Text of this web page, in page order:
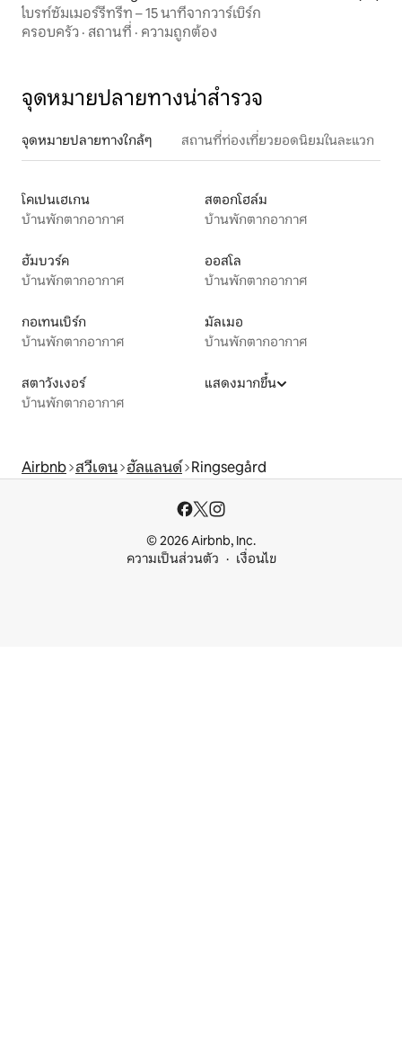
ไบรท์ซัมเมอร์รีทรีท – 15 นาทีจากวาร์เบิร์ก
ครอบครัว · สถานที่ · ความถูกต้อง
จุดหมายปลายทางน่าสำรวจ
จุดหมายปลายทางใกล้ๆ สถานที่ท่องเที่ยวยอดนิยมในละแวก
โคเปนเฮเกน
บ้านพักตากอากาศ
สตอกโฮล์ม
บ้านพักตากอากาศ
ฮัมบวร์ค
บ้านพักตากอากาศ
ออสโล
บ้านพักตากอากาศ
กอเทนเบิร์ก
บ้านพักตากอากาศ
มัลเมอ
บ้านพักตากอากาศ
สตาวังเงอร์
บ้านพักตากอากาศ
แสดงมากขึ้น
Airbnb สวีเดน ฮัลแลนด์ Ringsegård
© 2026 Airbnb, Inc.
ความเป็นส่วนตัว
เงื่อนไข